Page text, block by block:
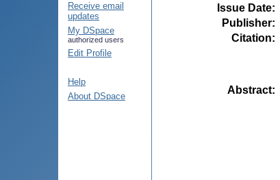
Receive email
updates
My DSpace
authorized users
Edit Profile
Help
About DSpace
Issue Date:
Publisher:
Citation:
Abstract: